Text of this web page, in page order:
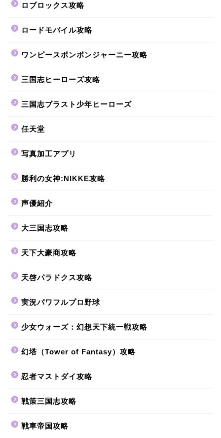
ロブロックス攻略
ロードモバイル攻略
ワンピースボンボンジャーニー攻略
三国志ヒーローズ攻略
三国志ブラスト少年ヒーローズ
任天堂
写真加工アプリ
勝利の女神:NIKKE攻略
声優紹介
大三国志攻略
天下大豪商攻略
天啓パラドクス攻略
実況パワフルプロ野球
少女ウォーズ：幻想天下統一戦攻略
幻塔（Tower of Fantasy）攻略
忍者マストダイ攻略
戦策三国志攻略
戦車帝国攻略